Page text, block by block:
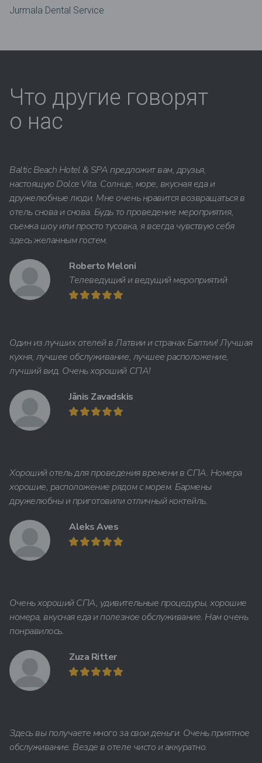
Jurmala Dental Service
Что другие говорят
о нас
Baltic Beach Hotel & SPA предложит вам, друзья,
настоящую Dolce Vita. Солнце, море, вкусная еда и
дружелюбные люди. Мне очень нравится возвращаться в
отель снова и снова. Будь то проведение мероприятия,
съемка шоу или просто тусовка, я всегда чувствую себя
здесь желанным гостем.
Roberto Meloni
Телеведущий и ведущий мероприятий
Один из лучших отелей в Латвии и странах Балтии! Лучшая
кухня, лучшее обслуживание, лучшее расположение,
лучший вид. Очень хороший СПА!
Jānis Zavadskis
Хороший отель для проведения времени в СПА. Номера
хорошие, расположение рядом с морем. Бармены
дружелюбны и приготовили отличный коктейль.
Aleks Aves
Очень хороший СПА, удивительные процедуры, хорошие
номера, вкусная еда и полезное обслуживание. Нам очень
понравилось.
Zuza Ritter
Здесь вы получаете много за свои деньги. Очень приятное
обслуживание. Везде в отеле чисто и аккуратно.